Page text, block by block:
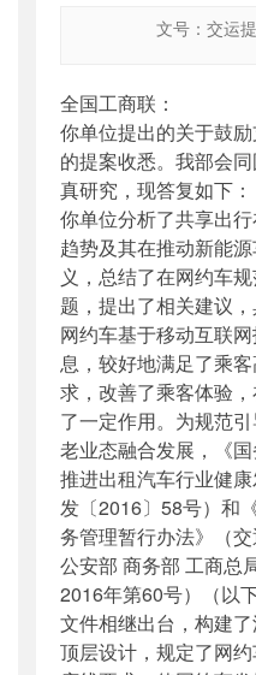
文号：交运
交运提字
公开日期 ：
2018年
主题词：
政协;
机构分类：运输服务司
主题分类：公众参与
公文类型：其他
全国工商联：
你单位提出的关于鼓
的提案收悉。我部会
真研究，现答复如下：
你单位分析了共享出
趋势及其在推动新能
义，总结了在网约车
题，提出了相关建议，
网约车基于移动互联
息，较好地满足了乘
求，改善了乘客体验
了一定作用。为规范
老业态融合发展，《
推进出租汽车行业健
发〔2016〕58号）和
务管理暂行办法》（
公安部 商务部 工商总
2016年第60号）（以
文件相继出台，构建
顶层设计，规定了网